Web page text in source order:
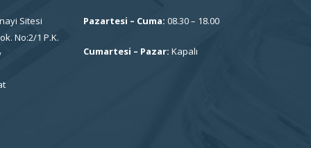
Sitesi
No:2/1 P.K.
Pazartesi – Cuma: 08.30 – 18.00
Cumartesi – Pazar: Kapalı